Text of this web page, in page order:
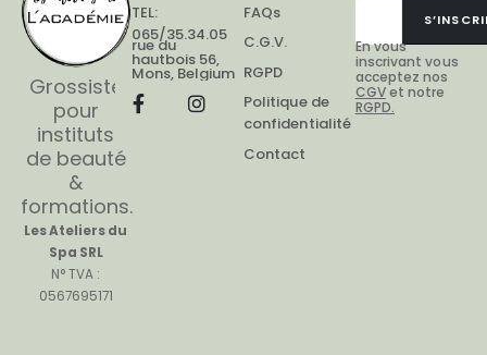
Grossiste
pour
instituts
de beauté
&
formations.
Les Ateliers du
Spa SRL
N° TVA :
0567695171
En vous
inscrivant vous
acceptez nos
CGVet notre
RGPD.
TEL:
065/35.34.05
rue du
hautbois 56,
Mons, Belgium
FAQs
C.G.V.
RGPD
Politique de
confidentialité
Contact